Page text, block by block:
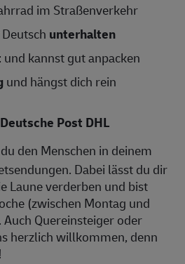
im Straßenverkehr
unterhalten
und kannst gut anpacken
und hängst dich rein
Post DHL
den Menschen in deinem
Dabei lässt du dir
Laune verderben und bist
(zwischen Montag und
Quereinsteiger oder
herzlich willkommen, denn